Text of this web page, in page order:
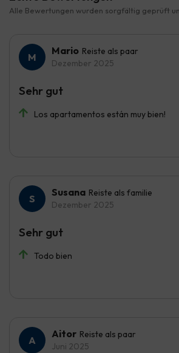
Alle Bewertungen wurden sorgfältig geprüft
Mario Reiste als paar
Dezember 2025
Los apartamentos están muy bien!
Sehr gut
Susana Reiste als familie
Dezember 2025
Todo bien
Sehr gut
Aitor Reiste als paar
Juni 2025